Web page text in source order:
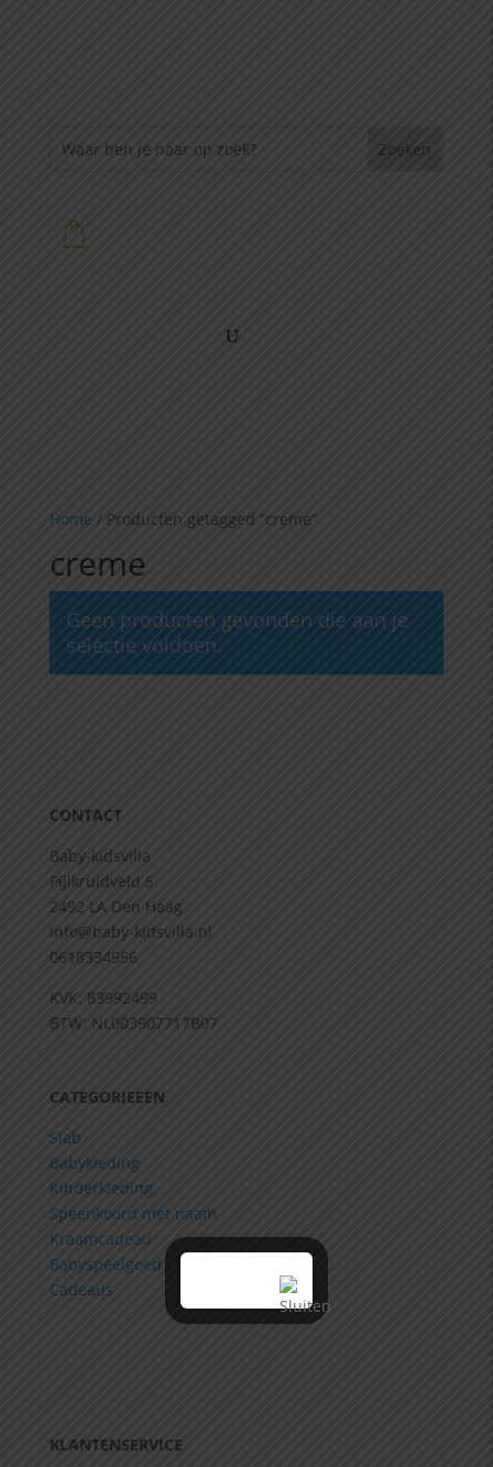
Home / Producten getagged “creme”
creme
Geen producten gevonden die aan je
selectie voldoen.
CONTACT
Baby-kidsvilla
Pijlkruidveld 5
2492 LA Den Haag
info@baby-kidsvilla.nl
0618334956
KVK: 83992499
BTW: NL003907717B07
CATEGORIEEEN
Slab
Babykleding
Kinderkleding
Speenkoord met naam
Kraamcadeau
Babyspeelgoed
Cadeaus
KLANTENSERVICE